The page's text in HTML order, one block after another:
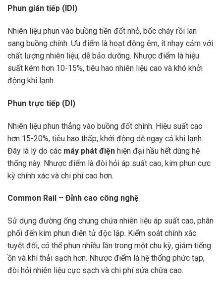
Phun gián tiếp (IDI)
Nhiên liệu phun vào buồng tiền đốt nhỏ, bốc cháy rồi lan
sang buồng chính. Ưu điểm là hoạt động êm, ít nhạy cảm với
chất lượng nhiên liệu, dễ bảo dưỡng. Nhược điểm là hiệu
suất kém hơn 10-15%, tiêu hao nhiên liệu cao và khó khởi
động khi lạnh.
Phun trực tiếp (DI)
Nhiên liệu phun thẳng vào buồng đốt chính. Hiệu suất cao
hơn 15-20%, tiêu hao thấp, khởi động dễ ngay cả khi lạnh.
Đây là lý do các máy phát điện hiện đại hầu hết dùng hệ
thống này. Nhược điểm là đòi hỏi áp suất cao, kim phun cực
kỳ chính xác và chi phí cao hơn.
Common Rail – Đỉnh cao công nghệ
Sử dụng đường ống chung chứa nhiên liệu áp suất cao, phân
phối đến kim phun điện tử độc lập. Kiểm soát chính xác
tuyệt đối, có thể phun nhiều lần trong một chu kỳ, giảm tiếng
ồn và khí thải sạch hơn. Nhược điểm là hệ thống phức tạp,
đòi hỏi nhiên liệu cực sạch và chi phí sửa chữa cao.